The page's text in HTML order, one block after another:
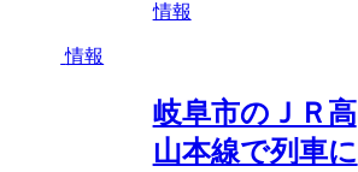
情報
情報
岐阜市のＪＲ高
山本線で列車に